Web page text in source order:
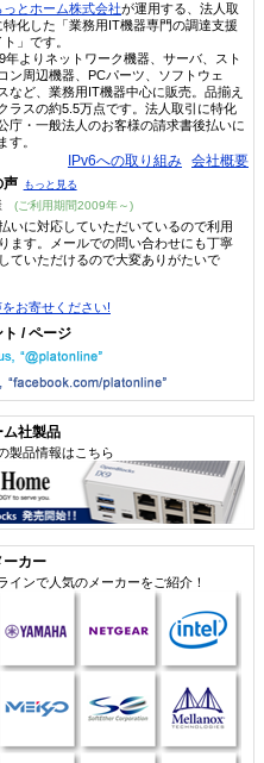
っとホーム株式会社が運用する、法人取
特化した「業務用IT機器専門の調達支援
」です。
年よりネットワーク機器、サーバ、スト
ン周辺機器、PCパーツ、ソフトウェ
など、業務用IT機器中心に販売。品揃え
ラスの約5.5万点です。法人取引に特化
庁・一般法人のお客様の請求書後払いに
す。
IPv6への取り組み 会社概要
声
もっと見る
(ご利用期間2009年～)
いに対応していただいているので利用
ます。メールでの問い合わせにも丁寧
ていただけるので大変ありがたいで
お寄せください!
/ ページ
ム社製品
製品情報はこちら
ーカー
インで人気のメーカーをご紹介！